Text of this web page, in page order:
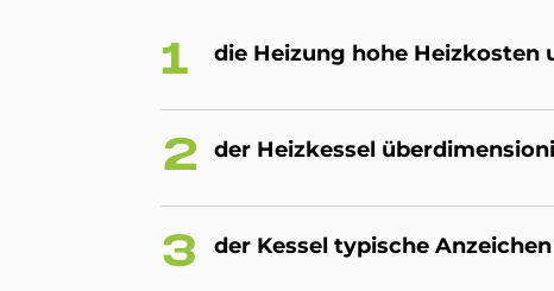
die Hei­zung hohe Heiz­ko­sten
der Heiz­kes­sel
der Kes­sel ty­pi­sche